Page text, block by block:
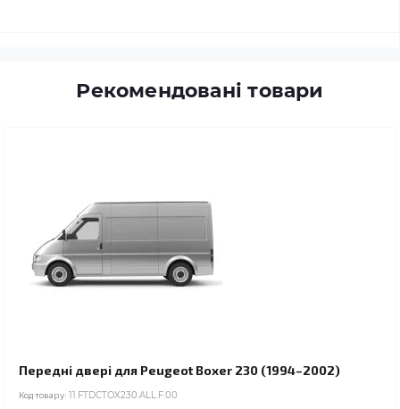
Рекомендовані товари
Передні двері для Peugeot Boxer 230 (1994–2002)
Код товару: 11.FTDCTOX230.ALL.F.00